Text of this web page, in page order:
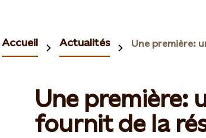
Accueil Actualités
Une première:
fournit de la